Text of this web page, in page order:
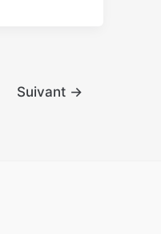
Suivant →